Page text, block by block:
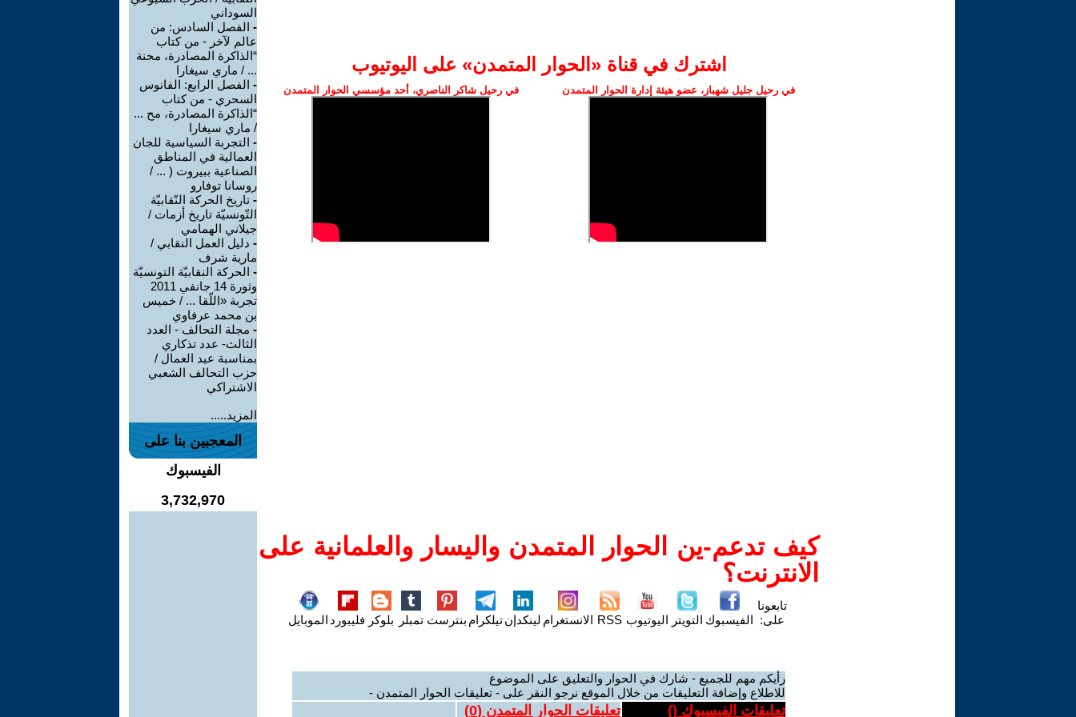
اشترك في قناة ‫«الحوار المتمدن» على اليوتيوب
في رحيل جليل شهباز، عضو هيئة إدارة الحوار المتمدن في رحيل شاكر الناصري، أحد مؤسسي الحوار المتمدن
كيف تدعم-ين الحوار المتمدن واليسار والعلمانية على
الانترنت؟
تابعونا
على: الفيسبوك التويتر اليوتيوب RSS الانستغرام لينكدإنتيلكرام بنترست تمبلر بلوكر فليبورد الموبايل
رأيكم مهم للجميع - شارك في الحوار والتعليق على الموضوع
للاطلاع وإضافة التعليقات من خلال الموقع نرجو النقر على - تعليقات الحوار المتمدن -
تعليقات الفيسبوك () تعليقات الحوار المتمدن (0
)
السوداني
- الفصل السادس: من
عالم لآخر - من كتاب
“الذاكرة المصادرة، محنة
... / ماري سيغارا
- الفصل الرابع: الفانوس
السحري - من كتاب
“الذاكرة المصادرة، مح ...
/ ماري سيغارا
- التجربة السياسية للجان
العمالية في المناطق
الصناعية ببيروت ( ... /
روسانا توفارو
- تاريخ الحركة النّقابيّة
التّونسيّة تاريخ أزمات /
جيلاني الهمامي
- دليل العمل النقابي /
مارية شرف
- الحركة النقابيّة التونسيّة
وثورة 14 جانفي 2011
تجربة «اللّقا ... / خميس
بن محمد عرفاوي
- مجلة التحالف - العدد
الثالث- عدد تذكاري
بمناسبة عيد العمال /
حزب التحالف الشعبي
الاشتراكي
المزيد.....
المعجبين بنا على
الفيسبوك
3,732,970